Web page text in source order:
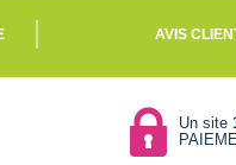
AVIS
Un site